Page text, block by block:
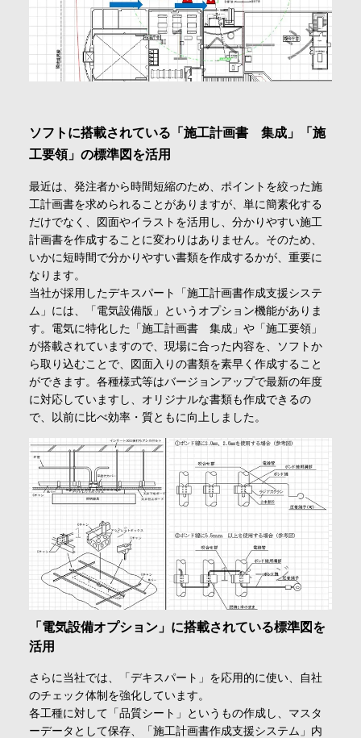
ソフトに搭載されている「施工計画書 集成」「施
工要領」の標準図を活用
最近は、発注者から時間短縮のため、ポイントを絞った施
工計画書を求められることがありますが、単に簡素化する
だけでなく、図面やイラストを活用し、分かりやすい施工
計画書を作成することに変わりはありません。そのため、
いかに短時間で分かりやすい書類を作成するかが、重要に
なります。
当社が採用したデキスパート「施工計画書作成支援システ
ム」には、「電気設備版」というオプション機能がありま
す。電気に特化した「施工計画書 集成」や「施工要領」
が搭載されていますので、現場に合った内容を、ソフトか
ら取り込むことで、図面入りの書類を素早く作成すること
ができます。各種様式等はバージョンアップで最新の年度
に対応していますし、オリジナルな書類も作成できるの
で、以前に比べ効率・質ともに向上しました。
「電気設備オプション」に搭載されている標準図を
活用
さらに当社では、「デキスパート」を応用的に使い、自社
のチェック体制を強化しています。
各工種に対して「品質シート」というもの作成し、マスタ
ーデータとして保存、「施工計画書作成支援システム」内